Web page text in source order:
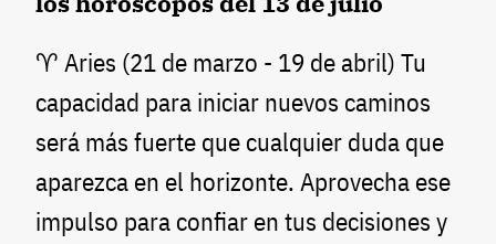
♈ Aries (21 de marzo - 19 de abril) Tu
capacidad para iniciar nuevos caminos
será más fuerte que cualquier duda que
aparezca en el horizonte. Aprovecha ese
impulso para confiar en tus decisiones y